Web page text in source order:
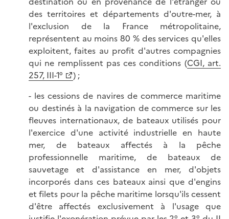
des territoires et départements d'outre-mer, à
l'exclusion de la France métropolitaine,
représentent au moins 80 % des services qu'elles
exploitent, faites au profit d'autres compagnies
qui ne remplissent pas ces conditions (CGI, art.
257, III-1°
) ;
- les cessions de navires de commerce maritime
ou destinés à la navigation de commerce sur les
fleuves internationaux, de bateaux utilisés pour
l'exercice d'une activité industrielle en haute
mer, de bateaux affectés à la pêche
professionnelle maritime, de bateaux de
sauvetage et d'assistance en mer, d'objets
incorporés dans ces bateaux ainsi que d'engins
et filets pour la pêche maritime lorsqu'ils cessent
d'être affectés exclusivement à l'usage que